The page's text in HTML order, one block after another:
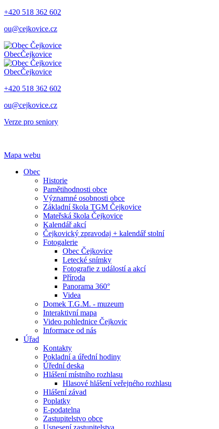
+420 518 362 602
ou@cejkovice.cz
ObecČejkovice
ObecČejkovice
+420 518 362 602
ou@cejkovice.cz
Verze pro seniory
Mapa webu
Obec
Historie
Pamětihodnosti obce
Významné osobnosti obce
Základní škola TGM Čejkovice
Mateřská škola Čejkovice
Kalendář akcí
Čejkovický zpravodaj + kalendář stolní
Fotogalerie
Obec Čejkovice
Letecké snímky
Fotografie z událostí a akcí
Příroda
Panorama 360°
Videa
Domek T.G.M. - muzeum
Interaktivní mapa
Video pohlednice Čejkovic
Informace od nás
Úřad
Kontakty
Pokladní a úřední hodiny
Úřední deska
Hlášení místního rozhlasu
Hlasové hlášení veřejného rozhlasu
Hlášení závad
Poplatky
E-podatelna
Zastupitelstvo obce
Usnesení zastupitelstva